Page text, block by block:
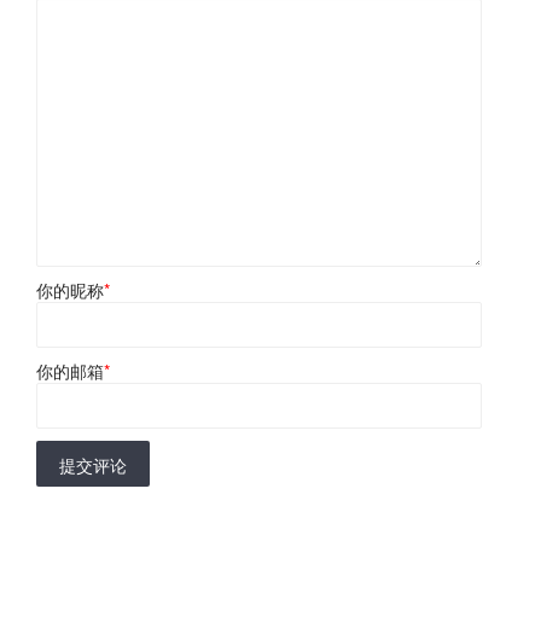
你的昵称*
你的邮箱*
提交评论